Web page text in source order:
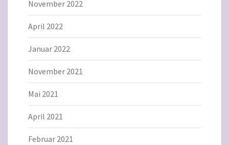
November 2022
April 2022
Januar 2022
November 2021
Mai 2021
April 2021
Februar 2021